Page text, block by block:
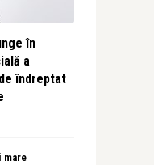
în
a
îndreptat
mare